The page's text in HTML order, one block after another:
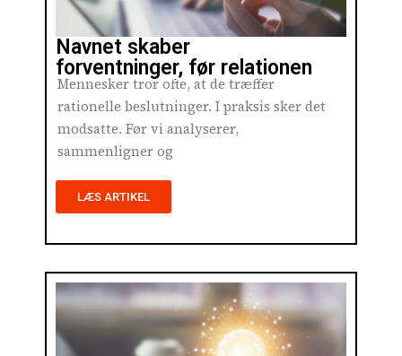
Navnet skaber
forventninger, før relationen
Mennesker tror ofte, at de træffer
rationelle beslutninger. I praksis sker det
modsatte. Før vi analyserer,
sammenligner og
LÆS ARTIKEL